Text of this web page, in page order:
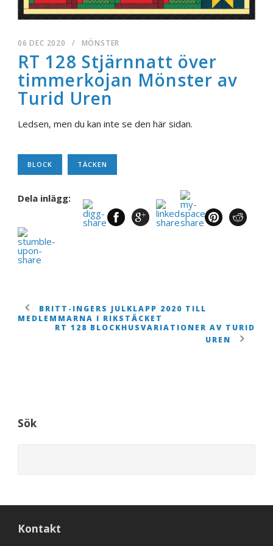
06 DEC 2020 / MÖNSTER
RT 128 Stjärnnatt över
timmerkojan Mönster av
Turid Uren
Ledsen, men du kan inte se den här sidan.
BLOCK TÄCKEN
Dela inlägg:
BRITT-INGERS JULKLAPP 2020 TILL
MEDLEMMARNA I RIKSTÄCKET
RT 128 BLOCKHUSVARIATIONER AV TURID
UREN
Sök
Kontakt